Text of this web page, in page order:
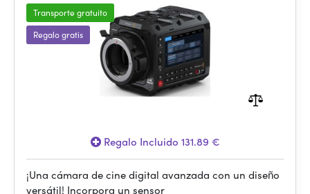
Transporte gratuito
Regalo gratis
Regalo Incluido 131.89 €
¡Una cámara de cine digital avanzada con un diseño
versátil! Incorpora un sensor